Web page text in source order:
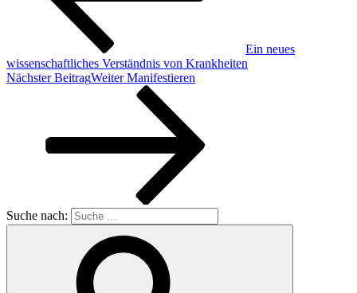
Ein neues
wissenschaftliches Verständnis von Krankheiten
Nächster BeitragWeiter Manifestieren
Suche nach: